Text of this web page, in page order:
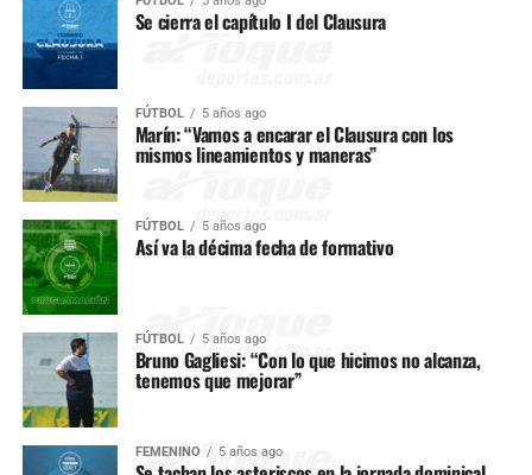
Se cierra el capítulo I del Clausura
FÚTBOL 5 años ago
Marín: “Vamos a encarar el Clausura con los
mismos lineamientos y maneras”
FÚTBOL 5 años ago
Así va la décima fecha de formativo
FÚTBOL 5 años ago
Bruno Gagliesi: “Con lo que hicimos no alcanza,
tenemos que mejorar”
FEMENINO 5 años ago